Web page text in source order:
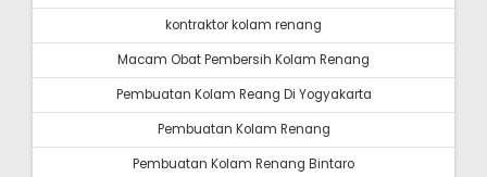
kontraktor kolam renang
Macam Obat Pembersih Kolam Renang
Pembuatan Kolam Reang Di Yogyakarta
Pembuatan Kolam Renang
Pembuatan Kolam Renang Bintaro